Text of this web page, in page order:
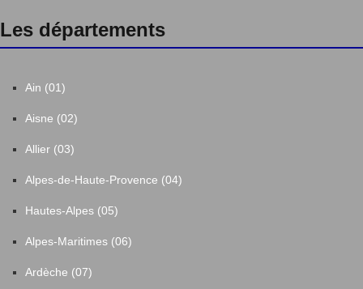
Les départements
Ain (01)
Aisne (02)
Allier (03)
Alpes-de-Haute-Provence (04)
Hautes-Alpes (05)
Alpes-Maritimes (06)
Ardèche (07)